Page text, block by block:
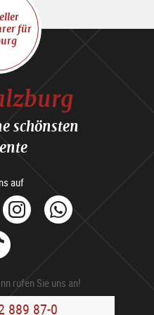
für
schönsten
auf
Instagram
Tik
Tok
rufen Sie uns an!
889 87-0